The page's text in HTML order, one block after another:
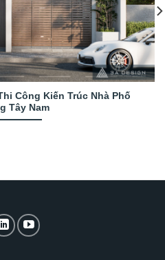
Công Kiến Trúc Nhà Phố
Tây Nam